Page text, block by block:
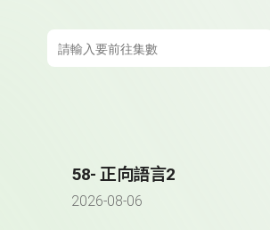
58- 正向語言2
2026-08-06